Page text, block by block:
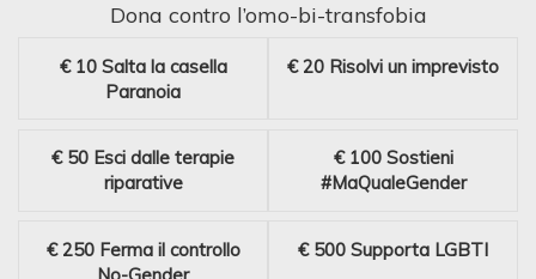
Dona contro l’omo-bi-transfobia
€ 10 Salta la casella
Paranoia
€ 20 Risolvi un imprevisto
€ 50 Esci dalle terapie
riparative
€ 100 Sostieni
#MaQualeGender
€ 250 Ferma il controllo
€ 500 Supporta LGBTI